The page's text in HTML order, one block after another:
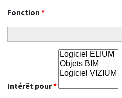
Fonction *
Intérêt pour*